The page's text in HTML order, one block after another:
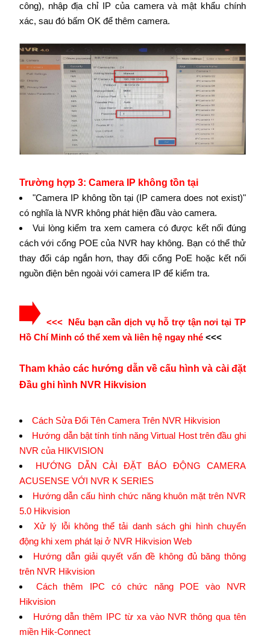
công), nhập địa chỉ IP của camera và mật khẩu chính
xác, sau đó bấm OK để thêm camera.
Trường hợp 3: Camera IP không tồn tại
"Camera IP không tồn tại (IP camera does not exist)"
có nghĩa là NVR không phát hiện đầu vào camera.
Vui lòng kiểm tra xem camera có được kết nối đúng
cách với cổng POE của NVR hay không. Bạn có thể thử
thay đổi cáp ngắn hơn, thay đổi cổng PoE hoặc kết nối
nguồn điện bên ngoài với camera IP để kiểm tra.
<<< Nếu bạn cần dịch vụ hỗ trợ tận nơi tại TP
Hồ Chí Minh có thể xem và liên hệ ngay nhé<<<
Tham khảo các hướng dẫn về cấu hình và cài đặt
Đầu ghi hình NVR Hikvision
Cách Sửa Đổi Tên Camera Trên NVR Hikvision
Hướng dẫn bật tính tính năng Virtual Host trên đầu ghi
NVR của HIKVISION
HƯỚNG DẪN CÀI ĐẶT BÁO ĐỘNG CAMERA
ACUSENSE VỚI NVR K SERIES
Hướng dẫn cấu hình chức năng khuôn mặt trên NVR
5.0 Hikvision
Xử lý lỗi không thể tải danh sách ghi hình chuyển
động khi xem phát lại ở NVR Hikvision Web
Hướng dẫn giải quyết vấn đề không đủ băng thông
trên NVR Hikvision
Cách thêm IPC có chức năng POE vào NVR
Hikvision
Hướng dẫn thêm IPC từ xa vào NVR thông qua tên
miền Hik-Connect